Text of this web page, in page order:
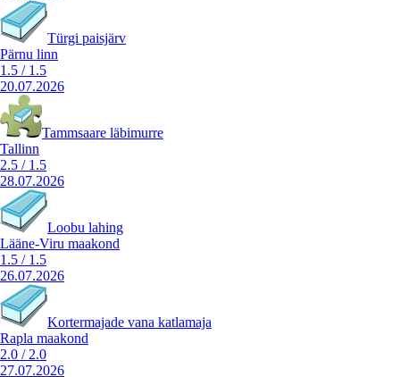
Türgi paisjärv
Pärnu linn
1.5 / 1.5
20.07.2026
Tammsaare läbimurre
Tallinn
2.5 / 1.5
28.07.2026
Loobu lahing
Lääne-Viru maakond
1.5 / 1.5
26.07.2026
Kortermajade vana katlamaja
Rapla maakond
2.0 / 2.0
27.07.2026